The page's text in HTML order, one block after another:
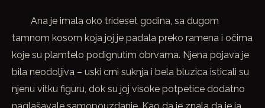
Ana je imala oko trideset godina, sa dugom
tamnom kosom koja joj je padala preko ramena i očima
koje su plamtelo podignutim obrvama. Njena pojava je
bila neodoljiva – uski crni suknja i bela bluzica isticali su
njenu vitku figuru, dok su joj visoke potpetice dodatno